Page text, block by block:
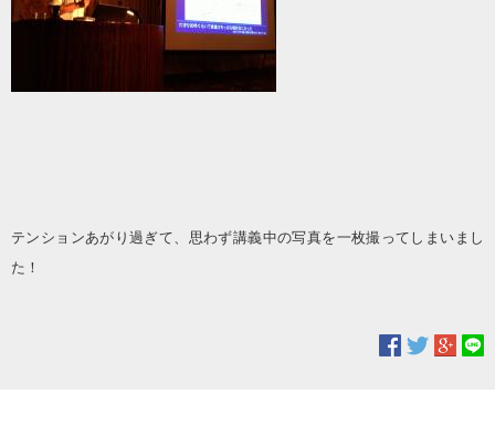
テンションあがり過ぎて、思わず講義中の写真を一枚撮ってしまいまし
た！